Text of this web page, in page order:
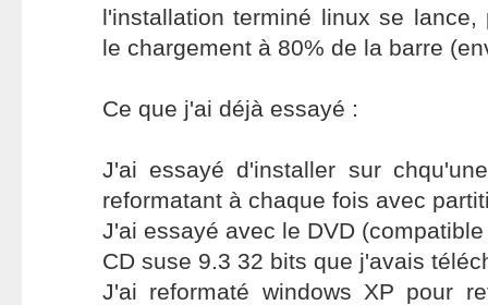
l'installation terminé linux se lance,
le chargement à 80% de la barre
Ce que j'ai déjà essayé :
J'ai essayé d'installer sur
reformatant à chaque fois avec
J'ai essayé avec le DVD
CD suse 9.3 32 bits que j'avais
J'ai reformaté windows XP pour